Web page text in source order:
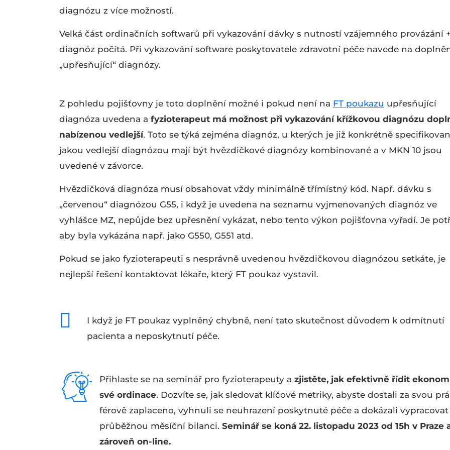
diagnózu z více možností.
Velká část ordinačních softwarů při vykazování dávky s nutností vzájemného provázání
diagnóz počítá. Při vykazování software poskytovatele zdravotní péče navede na
„upřesňující“ diagnózy.
Z pohledu pojišťovny je toto doplnění možné i pokud není na FT poukazu upřesňující
diagnóza uvedena a fyzioterapeut má možnost při vykazování křížkovou diagnózu
nabízenou vedlejší. Toto se týká zejména diagnóz, u kterých je již konkrétně
jakou vedlejší diagnózou mají být hvězdičkové diagnózy kombinované a v MKN 10 jsou
uvedené v závorce.
Hvězdičková diagnóza musí obsahovat vždy minimálně třímístný kód. Např. dávku s
„červenou“ diagnózou G55, i když je uvedena na seznamu vyjmenovaných diagnóz ve
vyhlášce MZ, nepůjde bez upřesnění vykázat, nebo tento výkon pojišťovna vyřadí. Je
aby byla vykázána např. jako G550, G551 atd.
Pokud se jako fyzioterapeuti s nesprávně uvedenou hvězdičkovou diagnózou setkáte, je
nejlepší řešení kontaktovat lékaře, který FT poukaz vystavil.
I když je FT poukaz vyplněný chybně, není tato skutečnost důvodem k odmítnutí
pacienta a neposkytnutí péče.
Přihlaste se na seminář pro fyzioterapeuty a zjistěte, jak efektivně řídit
své ordinace. Dozvíte se, jak sledovat klíčové metriky, abyste dostali za svou
férově zaplaceno, vyhnuli se neuhrazení poskytnuté péče a dokázali vypracovat
průběžnou měsíční bilanci. Seminář se koná 22. listopadu 2023 od 15h v Praze
zároveň on-line.